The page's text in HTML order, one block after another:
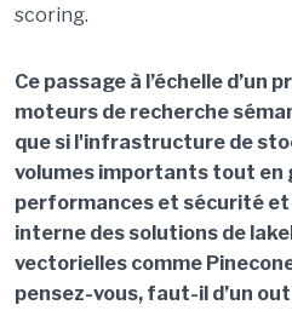
scoring.
Ce passage à l’échelle d’un
moteurs de recherche
que si l'infrastructure de
volumes importants tout en
performances et sécurité et
interne des solutions de
vectorielles comme
pensez-vous, faut-il d’un